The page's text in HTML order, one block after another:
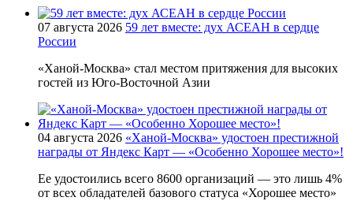
07 августа 2026 59 лет вместе: дух АСЕАН в сердце
России
«Ханой-Москва» стал местом притяжения для высоких
гостей из Юго-Восточной Азии
04 августа 2026 «Ханой-Москва» удостоен престижной
награды от Яндекс Карт — «Особенно Хорошее место»!
Ее удостоились всего 8600 организаций — это лишь 4%
от всех обладателей базового статуса «Хорошее место»